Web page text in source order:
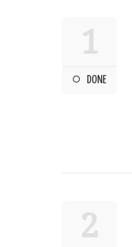
1
DONE
2